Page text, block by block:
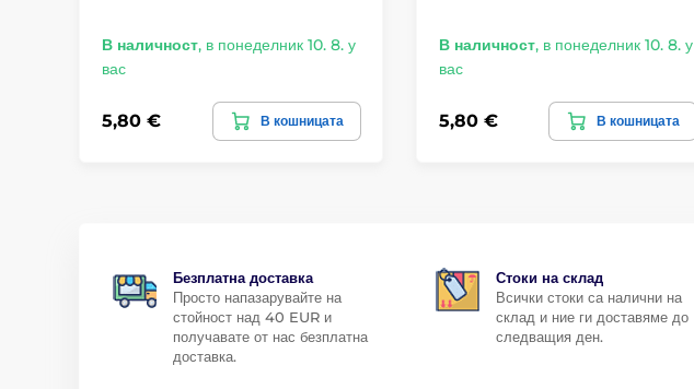
В наличност, в понеделник 10. 8. у
вас
5,80 € В кошницата
В наличност, в понеделник 10. 8. у
вас
5,80 € В кошницата
Безплатна доставка
Просто напазарувайте на
стойност над 40 EUR и
получавате от нас безплатна
доставка.
Стоки на склад
Всички стоки са налични на
склад и ние ги доставяме до
следващия ден.